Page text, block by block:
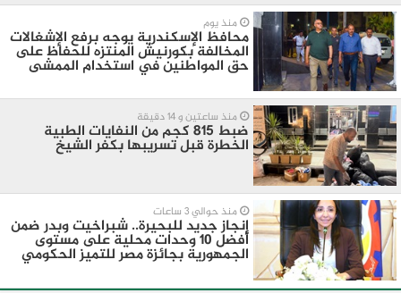
منذ يوم
محافظ الإسكندرية يوجه برفع الإشغالات
المخالفة بكورنيش المنتزه للحفاظ على
حق المواطنين في استخدام الممشى
منذ ساعتين و 14 دقيقة
ضبط 815 كجم من النفايات الطبية
الخطرة قبل تسريبها بكفر الشيخ
منذ حوالي 3 ساعات
إنجاز جديد للبحيرة.. شبراخيت وبدر ضمن
أفضل 10 وحدات محلية على مستوى
الجمهورية بجائزة مصر للتميز الحكومي